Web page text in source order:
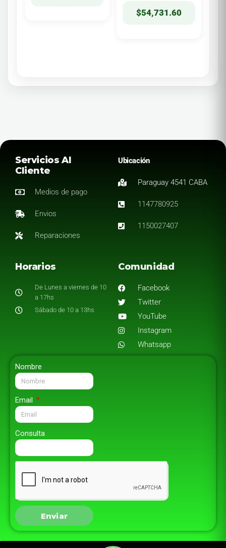
$54,731.60
Servicios Al
Cliente
Medios de pago
Envios
Reparaciones
Ubicación
Paraguay 4541 CABA
1147780925
1150027407
Horarios
De Lunes a viernes de 10
a 17hs
Sábado de 10 a 13hs
Comunidad
Facebook
Twitter
YouTube
Instagram
Whatsapp
Nombre
Email
Consulta
Enviar